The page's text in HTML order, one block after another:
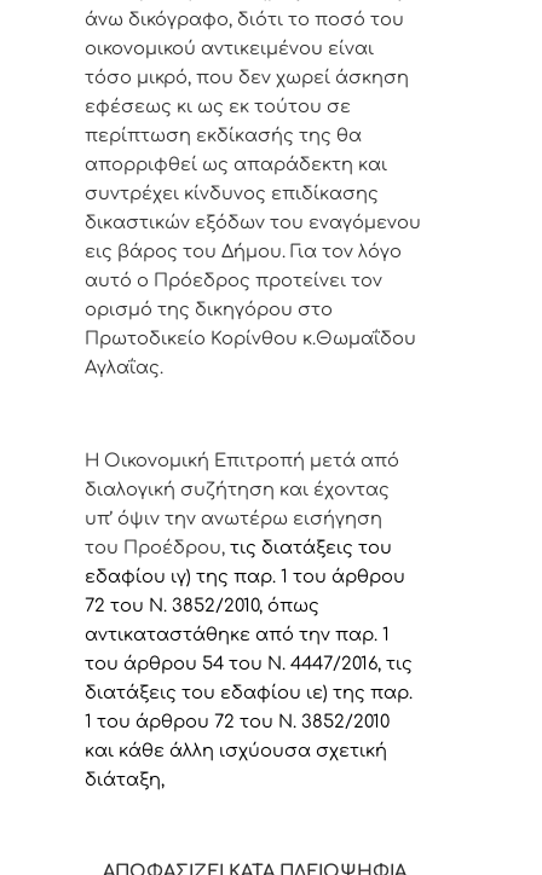
άνω δικόγραφο, διότι το ποσό του
οικονομικού αντικειμένου είναι
τόσο μικρό, που δεν χωρεί άσκηση
εφέσεως κι ως εκ τούτου σε
περίπτωση εκδίκασής της θα
απορριφθεί ως απαράδεκτη και
συντρέχει κίνδυνος επιδίκασης
δικαστικών εξόδων του εναγόμενου
εις βάρος του Δήμου. Για τον λόγο
αυτό ο Πρόεδρος προτείνει τον
ορισμό της δικηγόρου στο
Πρωτοδικείο Κορίνθου κ.Θωμαΐδου
Αγλαΐας.
Η Οικονομική Επιτροπή μετά από
διαλογική συζήτηση και έχοντας
υπ’ όψιν την ανωτέρω εισήγηση
του Προέδρου, τις διατάξεις του
εδαφίου ιγ) της παρ. 1 του άρθρου
72 του Ν. 3852/2010, όπως
αντικαταστάθηκε από την παρ. 1
του άρθρου 54 του Ν. 4447/2016, τις
διατάξεις του εδαφίου ιε) της παρ.
1 του άρθρου 72 του Ν. 3852/2010
και κάθε άλλη ισχύουσα σχετική
διάταξη,